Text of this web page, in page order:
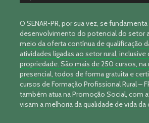
O SENAR-PR, por sua vez, se
desenvolvimento do potencial do setor
meio da oferta contínua de qualificação
atividades ligadas ao setor rural, inclusive
propriedade. São mais de 250 cursos,
presencial, todos de forma gratuita e
cursos de Formação Profissional Rural –
também atua na Promoção Social, com
visam a melhoria da qualidade de vida da